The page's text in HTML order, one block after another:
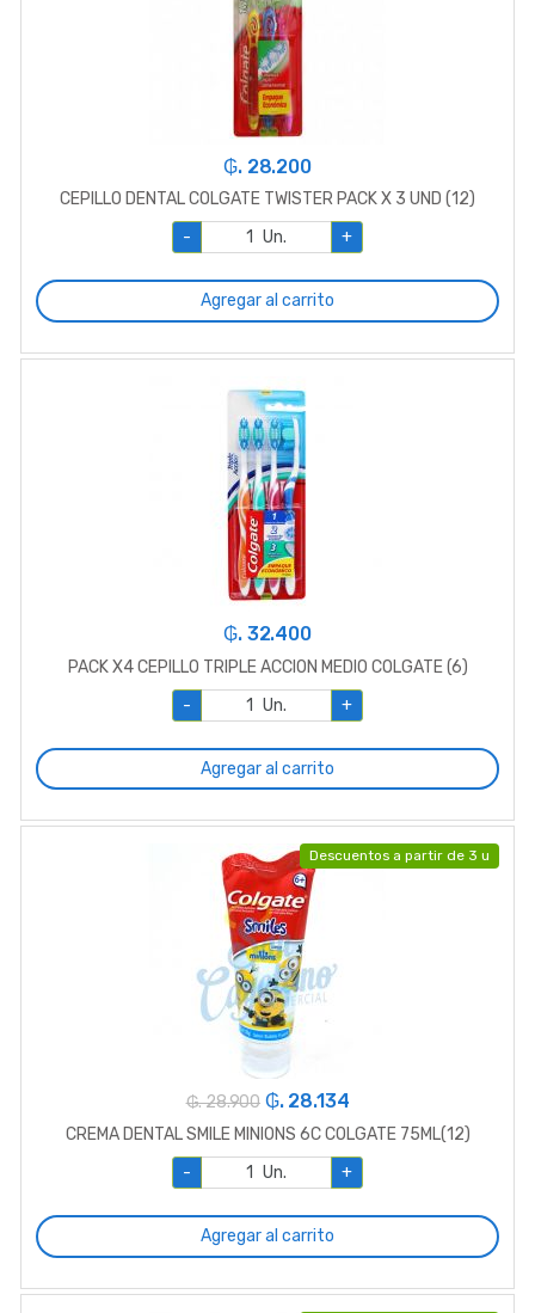
₲. 28.200
CEPILLO DENTAL COLGATE TWISTER PACK X 3 UND (12)
-
Un. +
Agregar al carrito
₲. 32.400
PACK X4 CEPILLO TRIPLE ACCION MEDIO COLGATE (6)
-
Un. +
Agregar al carrito
Descuentos a partir de 3 u
₲. 28.900 ₲. 28.134
CREMA DENTAL SMILE MINIONS 6C COLGATE 75ML(12)
-
Un. +
Agregar al carrito